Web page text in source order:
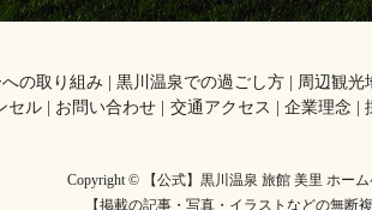
の取り組み 黒川温泉での過ごし方 周辺観光
セル
お問い合わせ 交通アクセス 企業理念
Copyright © 【公式】黒川温泉 旅館 美里 ホーム
【掲載の記事・写真・イラストなどの無断